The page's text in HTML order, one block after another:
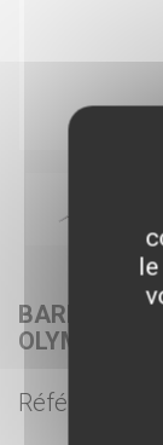
BARRE
OLYMPIQUE
Référence :